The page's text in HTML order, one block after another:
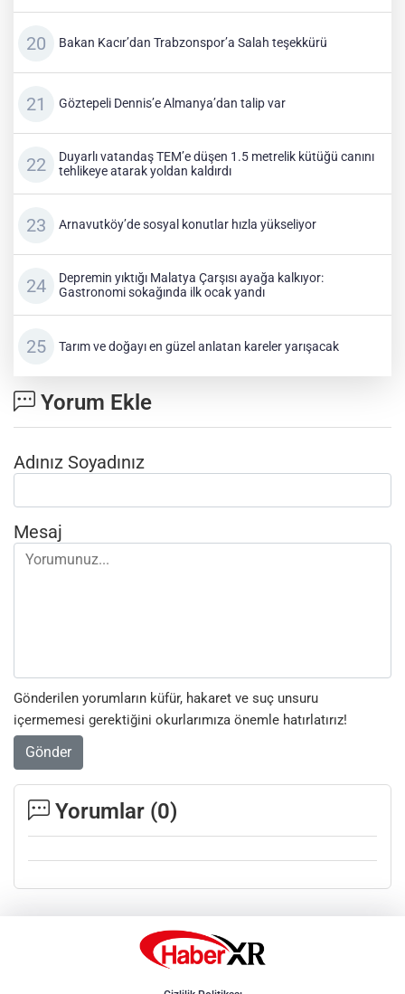
Bakan Kacır’dan Trabzonspor’a Salah teşekkürü
Göztepeli Dennis’e Almanya’dan talip var
Duyarlı vatandaş TEM’e düşen 1.5 metrelik kütüğü canını
tehlikeye atarak yoldan kaldırdı
Arnavutköy’de sosyal konutlar hızla yükseliyor
Depremin yıktığı Malatya Çarşısı ayağa kalkıyor:
Gastronomi sokağında ilk ocak yandı
Tarım ve doğayı en güzel anlatan kareler yarışacak
Yorum Ekle
Adınız Soyadınız
Mesaj
Gönderilen yorumların küfür, hakaret ve suç unsuru
içermemesi gerektiğini okurlarımıza önemle hatırlatırız!
Gönder
Yorumlar (0)